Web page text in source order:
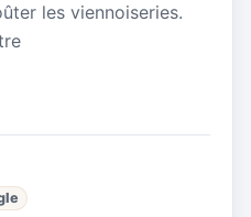
les viennoiseries.